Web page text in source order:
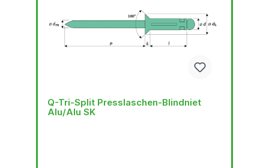
Q-Tri-Split Presslaschen-Blindniet
Alu/Alu SK